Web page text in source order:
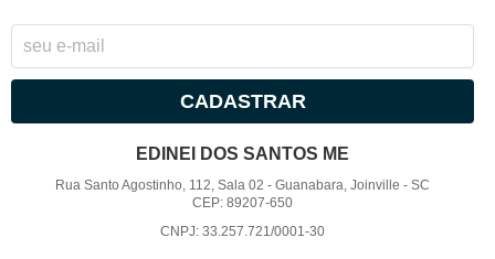
CADASTRAR
EDINEI DOS SANTOS ME
Rua Santo Agostinho, 112, Sala 02 -Guanabara, Joinville -SC
CEP: 89207-650
CNPJ: 33.257.721/0001-30